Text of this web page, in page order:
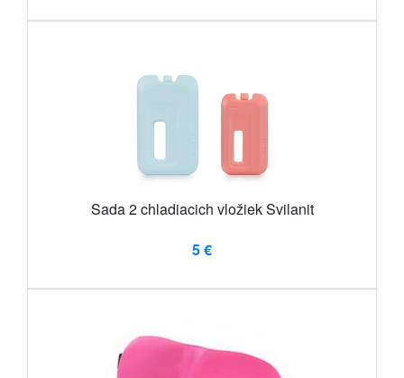
Sada 2 chladiacich vložiek Svilanit
5 €